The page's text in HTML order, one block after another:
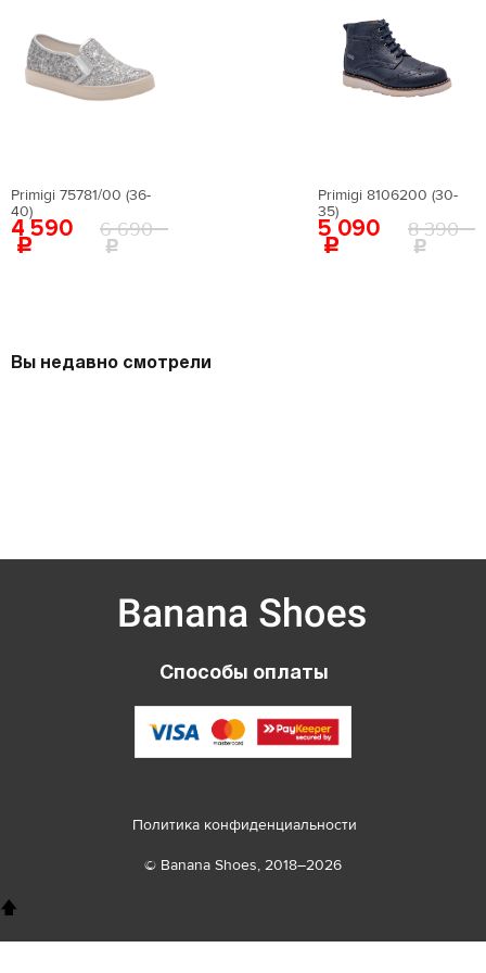
Primigi 75781/00 (36-
40)
4 590 6 690
Primigi 8106200 (30-
35)
5 090 8 390
Вы недавно смотрели
Вернуться в каталог
Способы оплаты
© Banana Shoes, 2018–2026
Политика конфиденциальности
🡅